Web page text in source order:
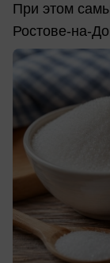
При этом
Ростове-на-